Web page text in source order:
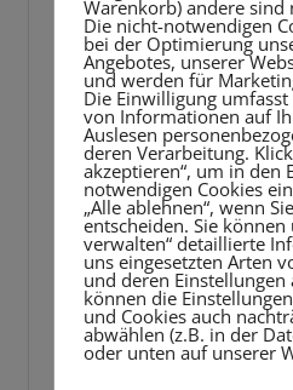
Warenkorb) andere
Die nicht-notwendigen
bei der Optimierung
Angebotes, unserer
und werden für
Die Einwilligung
von Informationen auf
Auslesen
deren Verarbeitung.
akzeptieren“, um in den
notwendigen Cookies
„Alle ablehnen“, wenn
entscheiden. Sie können
verwalten“ detaillierte
uns eingesetzten Arten
und deren Einstellungen
können die
und Cookies auch
abwählen (z.B. in der
oder unten auf unserer